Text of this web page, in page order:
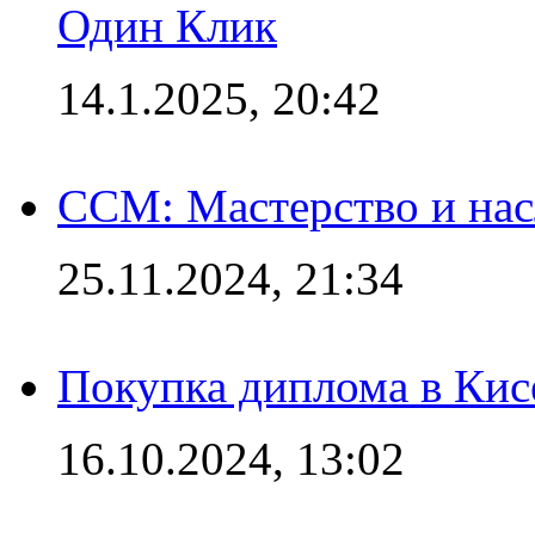
Один Клик
14.1.2025, 20:42
CCM: Мастерство и
25.11.2024, 21:34
Покупка диплома в
16.10.2024, 13:02